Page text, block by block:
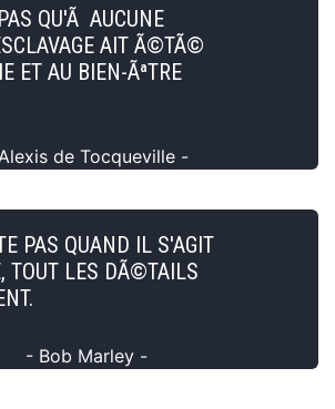
QU'Ã AUCUNE
AIT Ã©TÃ©
ET AU BIEN-ÃªTRE
de Tocqueville -
PAS QUAND IL S'AGIT
TOUT LES DÃ©TAILS
- Bob Marley -